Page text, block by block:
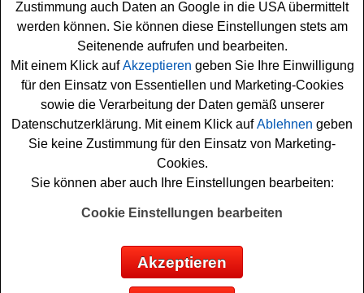
gewinnen. Falls Sie an dem Vöslauer Gewinnspiel
kostenlos teilnehmen möchten, müssen Sie kurz das
kleine Formular ausfüllen. Denn nur so können Sie sich
Ihre Gewinnchance sichern. Vielleicht klappt es ja mit
einem Gewinn?
Vöslauer verlost coole Accessoires - 200
Zustimmung auch Daten an Google in die USA übermittelt
werden können. Sie können diese Einstellungen stets am
Seitenende aufrufen und bearbeiten.
Mit einem Klick aufAkzeptieren geben Sie Ihre Einwilligung
für den Einsatz von Essentiellen und Marketing-Cookies
sowie die Verarbeitung der Daten gemäß unserer
Datenschutzerklärung. Mit einem Klick aufAblehnen geben
Sie keine Zustimmung für den Einsatz von Marketing-
Cookies.
Sie können aber auch Ihre Einstellungen bearbeiten:
Cookie Einstellungen bearbeiten
Akzeptieren